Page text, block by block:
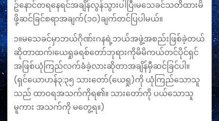
ဥ်နောင်တရနေရင်အချိန်လွန်သွားပါပြီ၊မသေခင်သတိထားမိ
ဖို့ဆင်ခြင်စရာအချက်(၁၀)ချက်တင်ပြပါမယ်။
၁။မ‌သေခင်မှာဘယ်ဂိုဏ်းဂနရဲ့ဘယ်အဖွဲ့အစည်းဖြစ်ခဲ့တယ်
ဆိုတာထက်၊ယေရှုခရစ်တော်ဘုရားကိုမိမိကယ်တင်ပိုင်ရှင်
အဖြစ်ယုံကြည်လက်ခံခဲ့လားဆိုတာအချိန်မှီဆင်ခြင်ပါ။
(ရှင်ယောဟန်၃:၃၅ သားတော်(ယေရှု)ကို ယုံကြည်သောသူ
သည် ထာဝရအသက်ကိုရ၏။ သားတော်ကို ပယ်သောသူ
မူကား အသက်ကို မတွေ့ရ။)